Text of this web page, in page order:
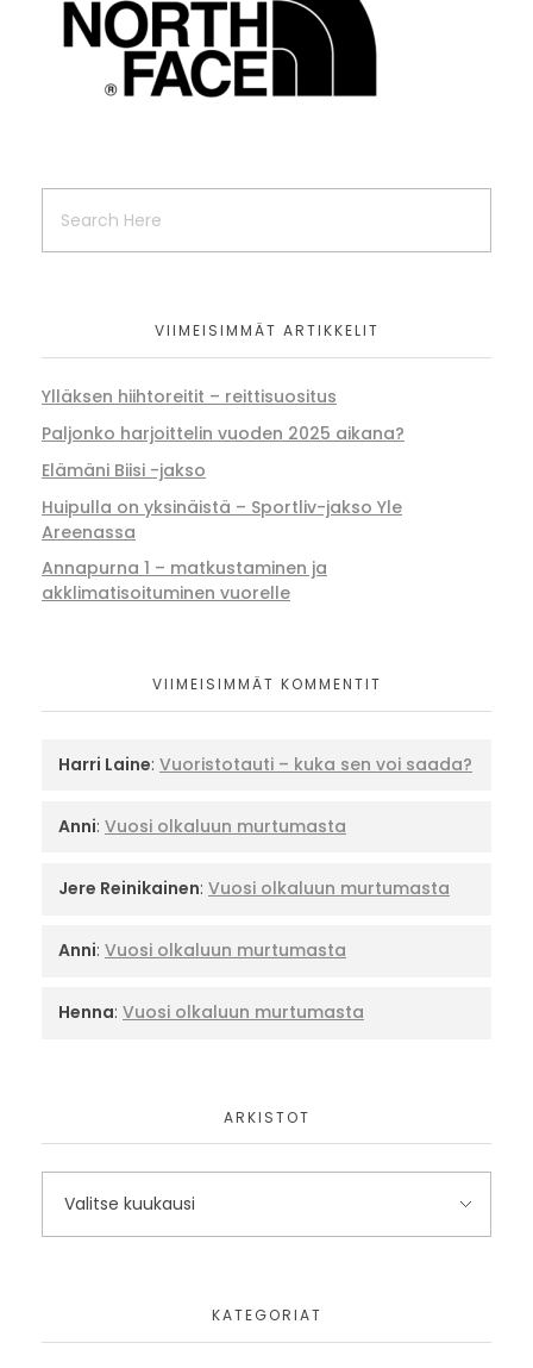
VIIMEISIMMÄT ARTIKKELIT
Ylläksen hiihtoreitit – reittisuositus
Paljonko harjoittelin vuoden 2025 aikana?
Elämäni Biisi -jakso
Huipulla on yksinäistä – Sportliv-jakso Yle
Areenassa
Annapurna 1 – matkustaminen ja
akklimatisoituminen vuorelle
VIIMEISIMMÄT KOMMENTIT
Harri Laine: Vuoristotauti – kuka sen voi saada?
Anni: Vuosi olkaluun murtumasta
Jere Reinikainen: Vuosi olkaluun murtumasta
Anni: Vuosi olkaluun murtumasta
Henna: Vuosi olkaluun murtumasta
ARKISTOT
KATEGORIAT